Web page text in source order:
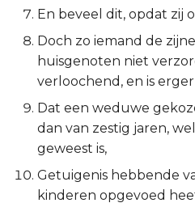
2 Koningen
1 Kronieken
2 Kronieken
Ezra
Nehémia
En beveel dit, opdat zij
Doch zo iemand de
huisgenoten niet
verloochend, en is
Dat een weduwe
dan van zestig jaren,
geweest is,
Getuigenis hebbende
kinderen opgevoed